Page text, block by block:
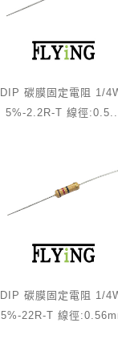
DIP 碳膜固定電阻 1/
5%-2.2R-T 線徑
DIP 碳膜固定電阻 1/
5%-22R-T 線徑